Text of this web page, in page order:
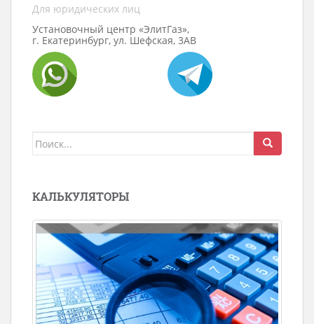
Для юридических лиц
Установочный центр «ЭлитГаз»,
г. Екатеринбург, ул. Шефская, 3АВ
Поиск
КАЛЬКУЛЯТОРЫ